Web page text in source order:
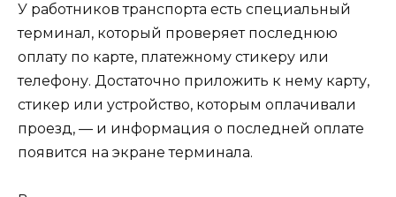
У работников транспорта есть специальный
терминал, который проверяет последнюю
оплату по карте, платежному стикеру или
телефону. Достаточно приложить к нему карту,
стикер или устройство, которым оплачивали
проезд, — и информация о последней оплате
появится на экране терминала.